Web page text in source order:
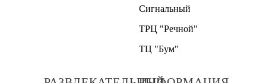
Сигнальный
ТРЦ "Речной"
ТЦ "Бум"